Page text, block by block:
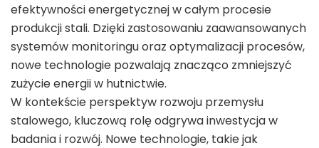
efektywności energetycznej w całym procesie
produkcji stali. Dzięki zastosowaniu zaawansowanych
systemów monitoringu oraz optymalizacji procesów,
nowe technologie pozwalają znacząco zmniejszyć
zużycie energii w hutnictwie.
W kontekście perspektyw rozwoju przemysłu
stalowego, kluczową rolę odgrywa inwestycja w
badania i rozwój. Nowe technologie, takie jak